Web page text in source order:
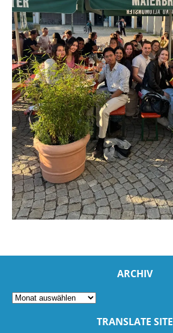
ARCHIV
TRANSLATE SITE